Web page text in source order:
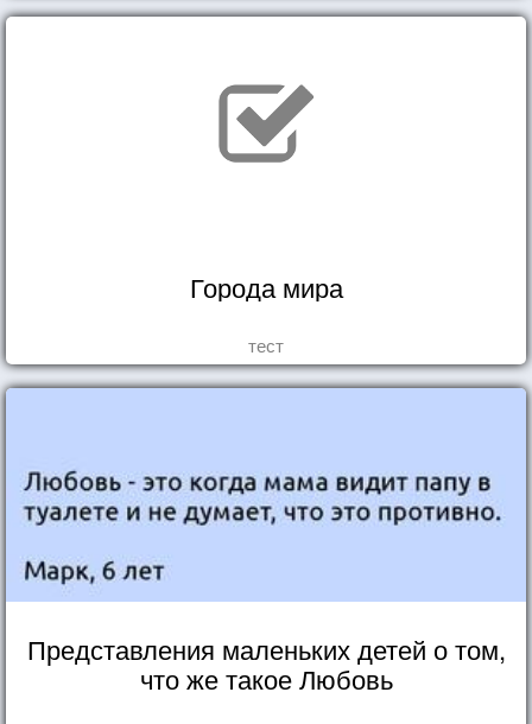
Города мира
тест
Представления маленьких детей о том,
что же такое Любовь